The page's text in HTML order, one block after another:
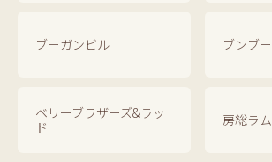
ブーガンビル ブンブー
ベリーブラザーズ&ラッ
ド
房総ラム